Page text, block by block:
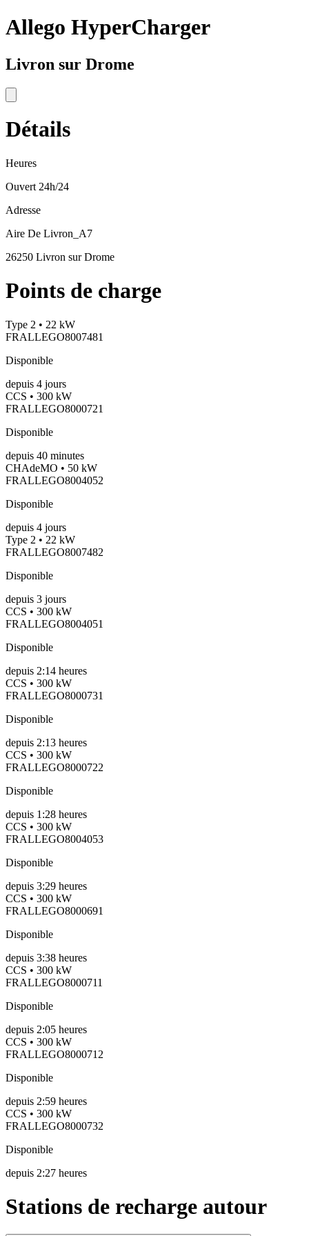
Allego HyperCharger
Livron sur Drome
Détails
Heures
Ouvert 24h/24
Adresse
Aire De Livron_A7
26250 Livron sur Drome
Points de charge
Type 2 • 22 kW
FRALLEGO8007481
Disponible
depuis 4 jours
CCS • 300 kW
FRALLEGO8000721
Disponible
depuis 40 minutes
CHAdeMO • 50 kW
FRALLEGO8004052
Disponible
depuis 4 jours
Type 2 • 22 kW
FRALLEGO8007482
Disponible
depuis 3 jours
CCS • 300 kW
FRALLEGO8004051
Disponible
depuis 2:14 heures
CCS • 300 kW
FRALLEGO8000731
Disponible
depuis 2:13 heures
CCS • 300 kW
FRALLEGO8000722
Disponible
depuis 1:28 heures
CCS • 300 kW
FRALLEGO8004053
Disponible
depuis 3:29 heures
CCS • 300 kW
FRALLEGO8000691
Disponible
depuis 3:38 heures
CCS • 300 kW
FRALLEGO8000711
Disponible
depuis 2:05 heures
CCS • 300 kW
FRALLEGO8000712
Disponible
depuis 2:59 heures
CCS • 300 kW
FRALLEGO8000732
Disponible
depuis 2:27 heures
Stations de recharge autour